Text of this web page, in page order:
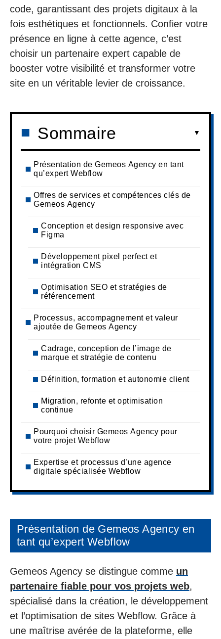
code, garantissant des projets digitaux à la
fois esthétiques et fonctionnels. Confier votre
présence en ligne à cette agence, c’est
choisir un partenaire expert capable de
booster votre visibilité et transformer votre
site en un véritable levier de croissance.
Sommaire
Présentation de Gemeos Agency en tant
qu’expert Webflow
Offres de services et compétences clés de
Gemeos Agency
Conception et design responsive avec
Figma
Développement pixel perfect et
intégration CMS
Optimisation SEO et stratégies de
référencement
Processus, accompagnement et valeur
ajoutée de Gemeos Agency
Cadrage, conception de l’image de
marque et stratégie de contenu
Définition, formation et autonomie client
Migration, refonte et optimisation
continue
Pourquoi choisir Gemeos Agency pour
votre projet Webflow
Expertise et processus d’une agence
digitale spécialisée Webflow
Présentation de Gemeos Agency en
tant qu’expert Webflow
Gemeos Agency se distingue comme un
partenaire fiable pour vos projets web,
spécialisé dans la création, le développement
et l’optimisation de sites Webflow. Grâce à
une maîtrise avérée de la plateforme, elle